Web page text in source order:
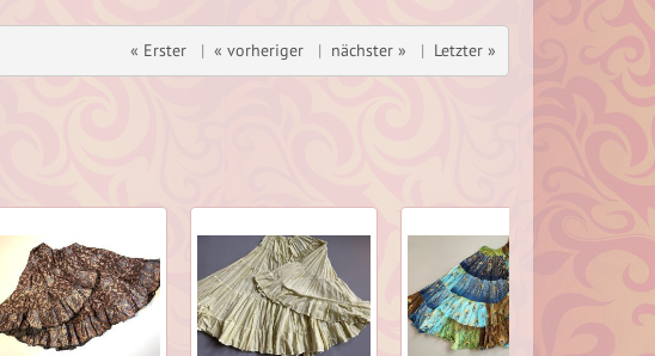
« Erster | « vorheriger | nächster » | Letzter »